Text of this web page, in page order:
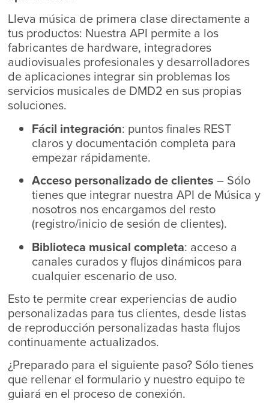
Lleva música de primera clase directamente a
tus productos: Nuestra API permite a los
fabricantes de hardware, integradores
audiovisuales profesionales y desarrolladores
de aplicaciones integrar sin problemas los
servicios musicales de DMD2 en sus propias
soluciones.
Fácil integración: puntos finales REST
claros y documentación completa para
empezar rápidamente.
Acceso personalizado de clientes – Sólo
tienes que integrar nuestra API de Música y
nosotros nos encargamos del resto
(registro/inicio de sesión de clientes).
Biblioteca musical completa: acceso a
canales curados y flujos dinámicos para
cualquier escenario de uso.
Esto te permite crear experiencias de audio
personalizadas para tus clientes, desde listas
de reproducción personalizadas hasta flujos
continuamente actualizados.
¿Preparado para el siguiente paso? Sólo tienes
que rellenar el formulario y nuestro equipo te
guiará en el proceso de conexión.